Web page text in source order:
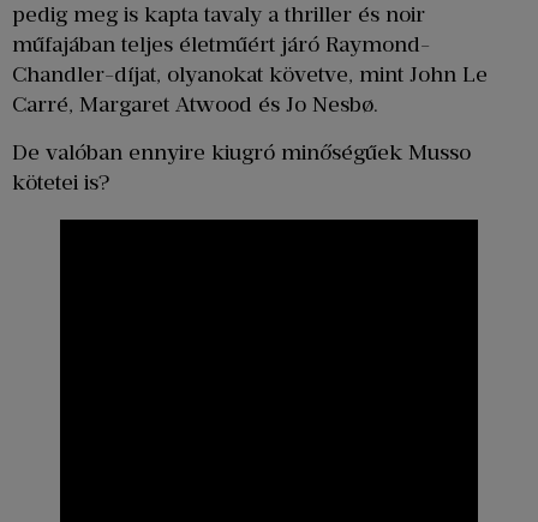
pedig meg is kapta tavaly a thriller és noir
műfajában teljes életműért járó Raymond-
Chandler-díjat, olyanokat követve, mint John Le
Carré, Margaret Atwood és Jo Nesbø.
De valóban ennyire kiugró minőségűek Musso
kötetei is?